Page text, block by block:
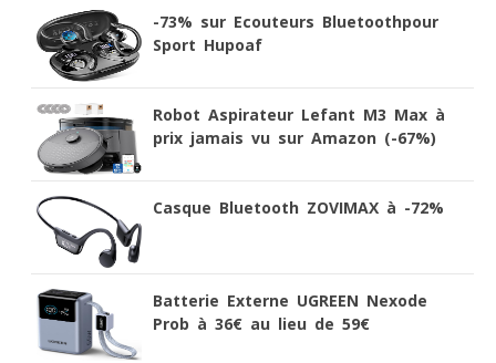
-73% sur Ecouteurs Bluetoothpour
Sport Hupoaf
Robot Aspirateur Lefant M3 Max à
prix jamais vu sur Amazon (-67%)
Casque Bluetooth ZOVIMAX à -72%
Batterie Externe UGREEN Nexode
Prob à 36€ au lieu de 59€